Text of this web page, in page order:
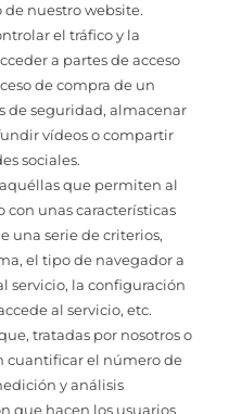
nuestro website.
el tráfico y la
a partes de acceso
de compra de un
de seguridad, almacenar
vídeos o compartir
sociales.
que permiten al
con unas características
una serie de criterios,
el tipo de navegador a
servicio, la configuración
al servicio, etc.
tratadas por nosotros o
cuantificar el número de
y análisis
que hacen los usuarios